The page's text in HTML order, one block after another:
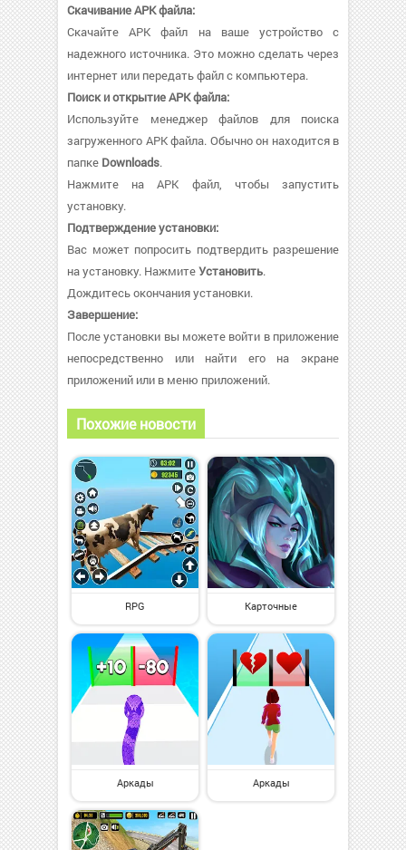
Скачивание APK файла:
Скачайте APK файл на ваше устройство с
надежного источника. Это можно сделать через
интернет или передать файл с компьютера.
Поиск и открытие APK файла:
Используйте менеджер файлов для поиска
загруженного APK файла. Обычно он находится в
папке Downloads.
Нажмите на APK файл, чтобы запустить
установку.
Подтверждение установки:
Вас может попросить подтвердить разрешение
на установку. НажмитеУстановить.
Дождитесь окончания установки.
Завершение:
После установки вы можете войти в приложение
непосредственно или найти его на экране
приложений или в меню приложений.
Похожие новости
RPG Карточные
Аркады Аркады